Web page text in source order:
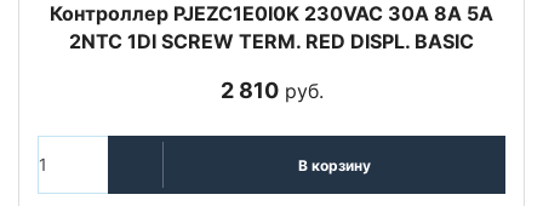
Контроллер PJEZC1E0I0K 230VAC 30A 8A 5A
2NTC 1DI SCREW TERM. RED DISPL. BASIC
2 810руб.
В корзину